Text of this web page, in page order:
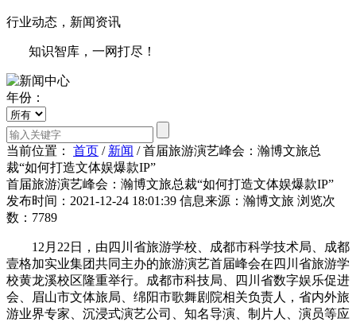
行业动态，新闻资讯
知识智库，一网打尽！
年份：
当前位置： 首页 / 新闻 /首届旅游演艺峰会：瀚博文旅总
裁“如何打造文体娱爆款IP”
首届旅游演艺峰会：瀚博文旅总裁“如何打造文体娱爆款IP”
发布时间：2021-12-24 18:01:39 信息来源：瀚博文旅 浏览次
数：7789
12月22日，由四川省旅游学校、成都市科学技术局、成都
壹格加实业集团共同主办的旅游演艺首届峰会在四川省旅游学
校黄龙溪校区隆重举行。成都市科技局、四川省数字娱乐促进
会、眉山市文体旅局、绵阳市歌舞剧院相关负责人，省内外旅
游业界专家、沉浸式演艺公司、知名导演、制片人、演员等应